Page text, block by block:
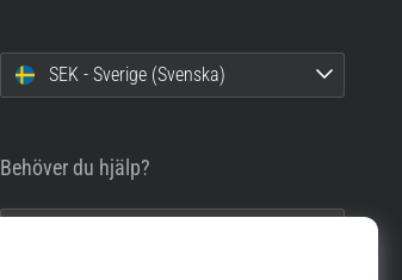
SEK - Sverige (Svenska)
Behöver du hjälp?